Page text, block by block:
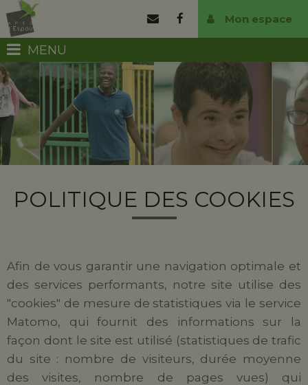
Mon espace
MENU
POLITIQUE DES COOKIES
Afin de vous garantir une navigation optimale et
des services performants, notre site utilise des
"cookies" de mesure de statistiques via le service
Matomo, qui fournit des informations sur la
façon dont le site est utilisé (statistiques de trafic
du site : nombre de visiteurs, durée moyenne
des visites, nombre de pages vues) qui